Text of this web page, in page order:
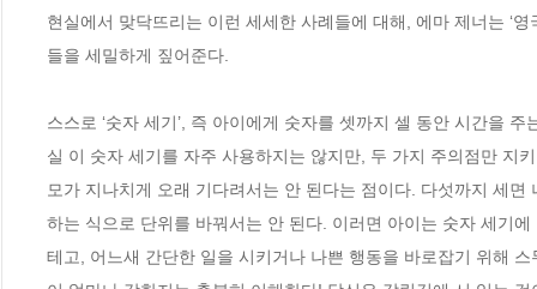
현실에서 맞닥뜨리는 이런 세세한 사례들에 대해, 에마 제너는 ‘
들을 세밀하게 짚어준다.
스스로 ‘숫자 세기’, 즉 아이에게 숫자를 셋까지 셀 동안 시간을
실 이 숫자 세기를 자주 사용하지는 않지만, 두 가지 주의점만 지
모가 지나치게 오래 기다려서는 안 된다는 점이다. 다섯까지 세
하는 식으로 단위를 바꿔서는 안 된다. 이러면 아이는 숫자 세기
테고, 어느새 간단한 일을 시키거나 나쁜 행동을 바로잡기 위해